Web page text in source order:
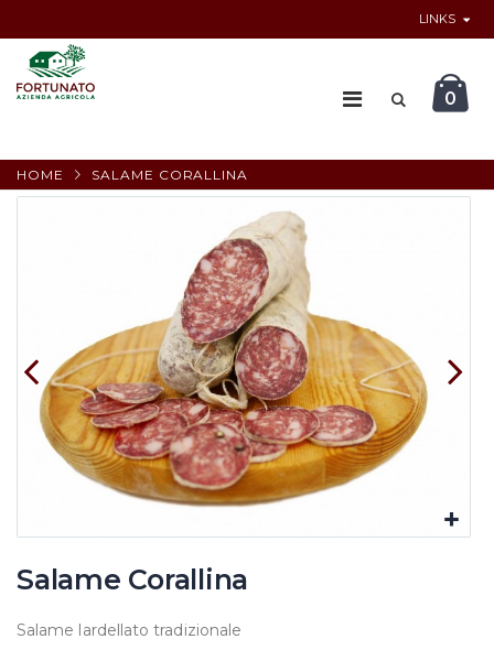
LINKS
0
HOME SALAME CORALLINA
Salame Corallina
Salame lardellato tradizionale